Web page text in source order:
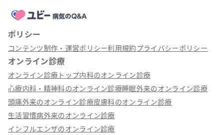
ポリシー
コンテンツ制作・運営ポリシー利用規約プライバシーポリシー
オンライン診療
オンライン診療トップ内科のオンライン診療
心療内科・精神科のオンライン診療睡眠外来のオンライン診療
頭痛外来のオンライン診療皮膚科のオンライン診療
生活習慣病外来のオンライン診療
インフルエンザのオンライン診療